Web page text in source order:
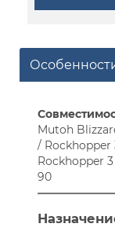
Mutoh
/ Rockhopper
Rockhopper
90